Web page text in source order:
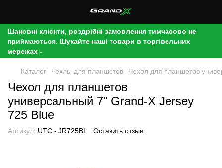
Шановні клієнти, роздрібні замовлення тимчасово не
приймаються. Шукайте наші товари в торгівельних
мережах -
Каталог Чехлы для планшетов Чехол для планшетов
Чехол для планшетов
универсальный 7" Grand-X Jersey
725 Blue
Артикул: UTC - JR725BL Оставить отзыв